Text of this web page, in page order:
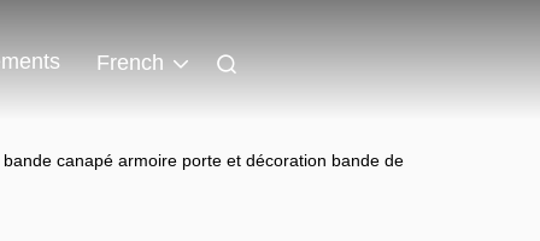
French
canapé armoire porte et décoration bande de